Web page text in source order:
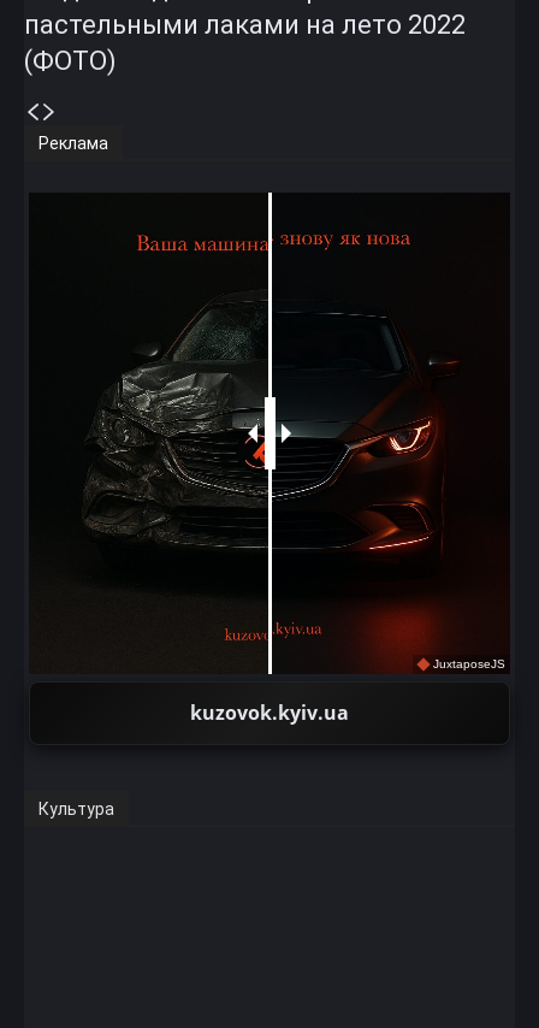
пастельными лаками на лето 2022
(ФОТО)
Реклама
JuxtaposeJS
kuzovok.kyiv.ua
Культура